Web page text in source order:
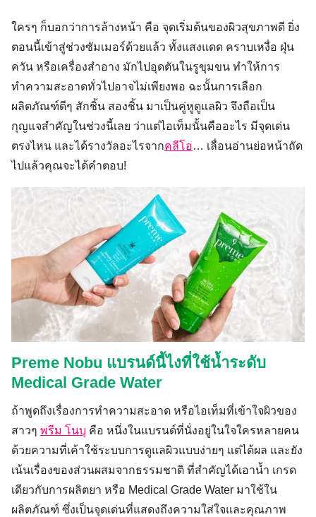
ใครๆ ก็บอกว่าการล้างหน้า คือ จุดเริ่มต้นของผิวสุขภาพดี ยิ่ง
ตอนนี้เข้าสู่ช่วงซัมเมอร์ด้วยแล้ว ทั้งแสงแดด คราบเหงื่อ ฝุ่น
ควัน หรือเครื่องสำอาง มักไปอุดตันในรูขุมขน ทำให้การ
ทำความสะอาดทั่วไปอาจไม่เพียงพอ ฉะนั้นการเลือก
ผลิตภัณฑ์ดีๆ สักชิ้น สองชิ้น มาเป็นคู่หูดูแลผิว จึงถือเป็น
กุญแจสำคัญในช่วงนี้เลย ว่าแต่ไอเท็มนั้นคืออะไร มีจุดเด่น
ตรงไหน และได้รางวัลอะไรจากคลีโอ… เลื่อนอ่านย่อหน้าถัด
ไปแล้วคุณจะได้คำตอบ!
Preme Nobu แบรนด์นี้ไงที่ใช้น้ำระดับ
Medical Grade Water
ถ้าพูดถึงเรื่องการทำความสะอาด หรือไอเท็มที่เข้าใจผิวของ
สาวๆ พรีม โนบุ คือ หนึ่งในแบรนด์ที่นั่งอยู่ในใจใครหลายคน
ด้วยความที่เค้าใช้ระบบการดูแลผิวแบบง่ายๆ แต่ได้ผล และยัง
เน้นเรื่องของส่วนผสมจากธรรมชาติ ที่สำคัญได้เอาน้ำ เกรด
เดียวกับการผลิตยา หรือ Medical Grade Water มาใช้ใน
ผลิตภัณฑ์ ซึ่งเป็นจุดเด่นที่แสดงถึงความใส่ใจและคุณภาพ